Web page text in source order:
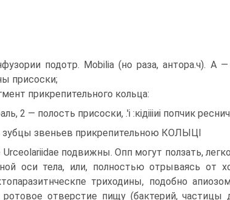
подотр. Mobilia (но раза, антора.ч). А
присоски;
прикрепительного кольца:
2 — полость присоски, .'і :кідіііиі попчик
зубцы звеньев прикрепительною КОЛЫЦІ
подвижны. Опп могут ползать,
оси тела, или, полностью отрываясь от
триходины, подобно
ротовое отверстие пищу (бактерий,